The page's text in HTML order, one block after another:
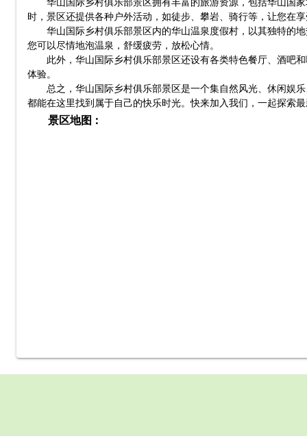
时，景区还提供各种户外活动，如徒步、攀岩、骑行等，让您在
华山国际乡村俱乐部景区内的华山温泉度假村，以其独特的
您可以尽情地泡温泉，舒缓疲劳，放松心情。
此外，华山国际乡村俱乐部景区还设有各类特色餐厅、酒吧
体验。
总之，华山国际乡村俱乐部景区是一个集自然风光、休闲娱
都能在这里找到属于自己的快乐时光。快来加入我们，一起探索
景区地图：